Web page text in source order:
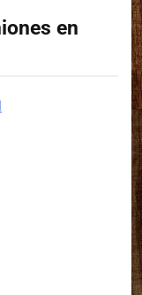
en